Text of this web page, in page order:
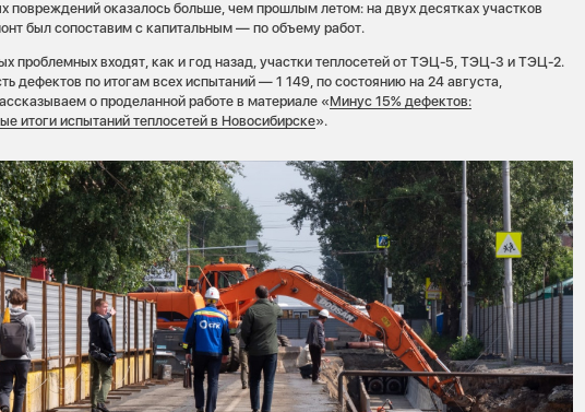
повреждений оказалось больше, чем прошлым летом: на двух десятках участков
был сопоставим с капитальным — по объему работ.
проблемных входят, как и год назад, участки теплосетей от ТЭЦ-5, ТЭЦ-3 и ТЭЦ-2.
дефектов по итогам всех испытаний — 1 149, по состоянию на 24 августа,
о проделанной работе в материале «Минус 15% дефектов:
итоги испытаний теплосетей в Новосибирске».